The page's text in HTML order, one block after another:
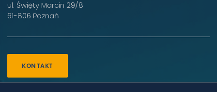
ul. Święty Marcin 29/8
61-806 Poznań
KONTAKT